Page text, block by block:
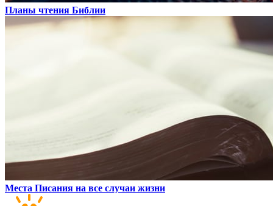
Планы чтения Библии
Места Писания на все случаи жизни